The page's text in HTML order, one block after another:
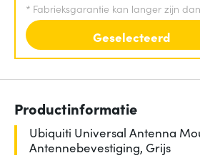
* Fabrieksgarantie kan langer zijn
Geselecteerd
Productinformatie
Ubiquiti Universal Antenna
Antennebevestiging, Grijs